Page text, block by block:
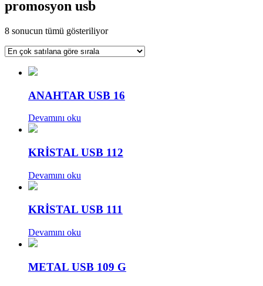
promosyon usb
8 sonucun tümü gösteriliyorPopülerliğe
sıralandı
ANAHTAR USB 16
Devamını oku
KRİSTAL USB 112
Devamını oku
KRİSTAL USB 111
Devamını oku
METAL USB 109 G